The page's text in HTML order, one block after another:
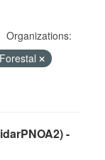
Organizations:
-